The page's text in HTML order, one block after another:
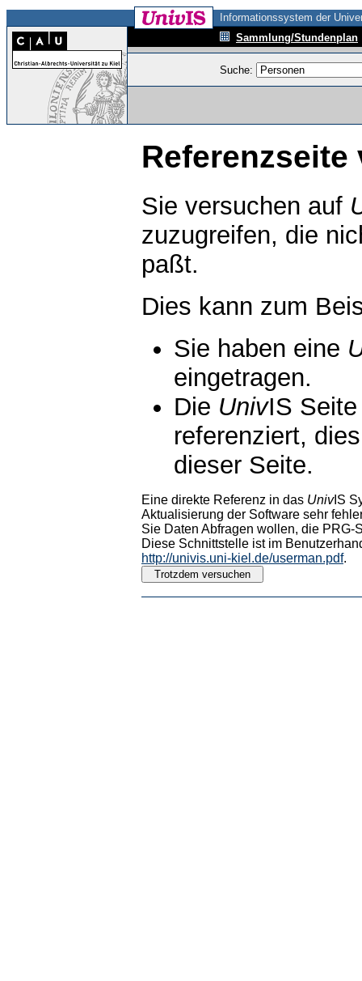
Informationssystem der
Sammlung/Stundenplan
Suche:
Referenzseite
Sie versuchen auf
zuzugreifen, die
paßt.
Dies kann zum
Sie haben eine
eingetragen.
Die UnivIS
referenziert,
dieser Seite.
Eine direkte Referenz in das UnivIS
Aktualisierung der Software sehr
Sie Daten Abfragen wollen, die PRG-
Diese Schnittstelle ist im
http://univis.uni-kiel.de/userman.pdf.